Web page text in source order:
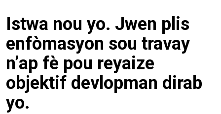
Istwa nou yo. Jwen plis
enfòmasyon sou travay
n’ap fè pou reyaize
objektif devlopman dirab
yo.